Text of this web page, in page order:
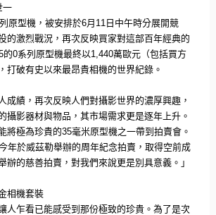
一
原型機，被安排於6月 11 日中午時分展開競
的激烈戰況， 再次反映買家對這部百年經典的
的0系列原型機最終以 1,440萬歐元（包括買方
打破有史以來最昂貴相機的世界紀錄。
成績，再次反映人們對攝影世界的濃厚興趣，
攝影器材與物品，其市場需求更是逐年上升。
將極為珍貴的35毫米原型機之一帶到拍賣會。
年於威茲勒舉辦的周年紀念拍賣， 取得空前成
辦的慈善拍賣， 對我們來說更是別具意義。」
相機套裝
人乍看已能感受到那份極致的珍貴。 為了是次